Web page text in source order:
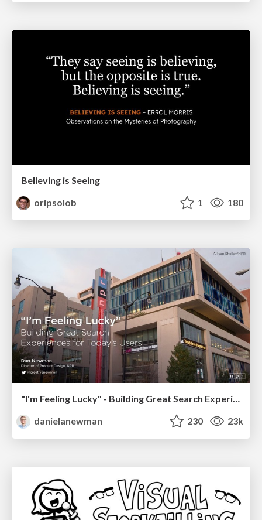
Believing is Seeing
oripsolob
1 180
"I'm Feeling Lucky" - Building Great Search Experiences for Today's Users (#IAC19)
danielanewman
230 23k